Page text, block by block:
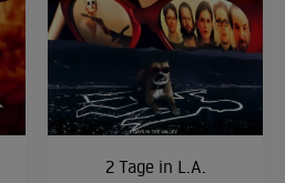
2 Tage in L.A.